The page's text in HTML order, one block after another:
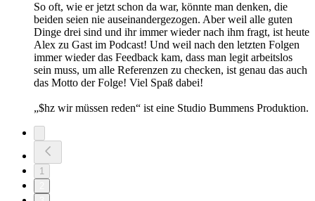
So oft, wie er jetzt schon da war, könnte man denken, die
beiden seien nie auseinandergezogen. Aber weil alle guten
Dinge drei sind und ihr immer wieder nach ihm fragt, ist heute
Alex zu Gast im Podcast! Und weil nach den letzten Folgen
immer wieder das Feedback kam, dass man legit arbeitslos
sein muss, um alle Referenzen zu checken, ist genau das auch
das Motto der Folge! Viel Spaß dabei!
„$hz wir müssen reden“ ist eine Studio Bummens Produktion.
1